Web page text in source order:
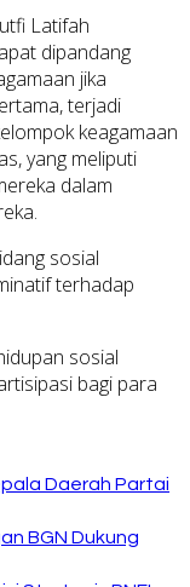
Latifah
dipandang
jika
terjadi
keagamaan
yang meliputi
dalam
sosial
terhadap
sosial
bagi para
Daerah Partai
BGN Dukung